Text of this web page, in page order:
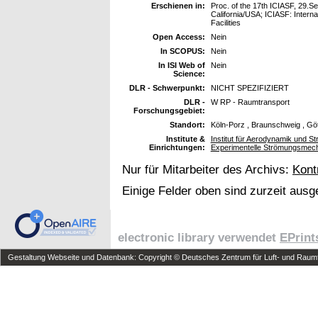
Erschienen in:
Proc. of the 17th ICIASF,
California/USA; ICIASF:
Facilities
Open Access:
Nein
In SCOPUS:
Nein
In ISI Web of
Science:
Nein
DLR - Schwerpunkt:
NICHT SPEZIFIZIERT
DLR -
Forschungsgebiet:
W RP - Raumtransport
Standort:
Köln-Porz , Braunschweig ,
Institute &
Einrichtungen:
Institut für Aerodynamik und
Experimentelle
Nur für Mitarbeiter des Archivs:
Einige Felder oben sind zurzeit
electronic library verwendet
Gestaltung Webseite und Datenbank: Copyright © Deutsches Zentrum für Luft- und